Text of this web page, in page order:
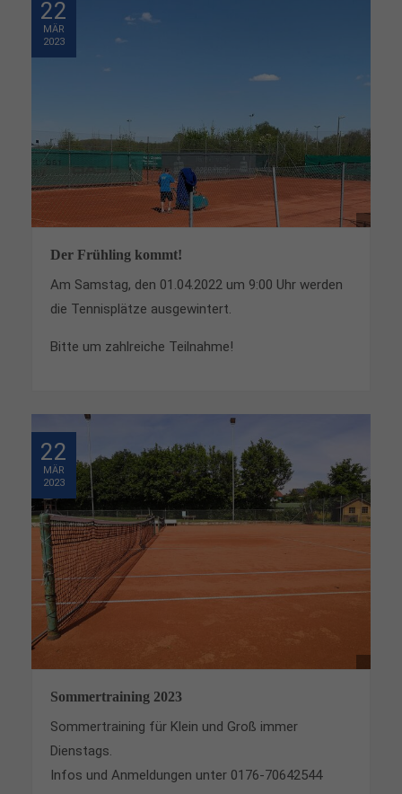
Lorem ipsum dolor sit amet, consectetuer
adipiscing elit.
Aenean commodo ligula eget dolor. Aenean massa.
Cum sociis natoque penatibus et magnis dis
parturient montes, nascetur ridiculus mus. Donec
22
MÄR
2023
Der Frühling kommt!
Am Samstag, den 01.04.2022 um 9:00 Uhr werden
die Tennisplätze ausgewintert.
Bitte um zahlreiche Teilnahme!
22
MÄR
2023
Sommertraining 2023
Sommertraining für Klein und Groß immer
Dienstags.
Infos und Anmeldungen unter 0176-70642544